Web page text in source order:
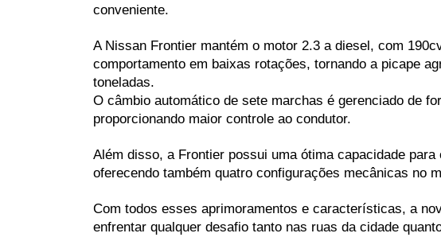
conveniente.
A Nissan Frontier mantém o motor 2.3 a diesel, com
comportamento em baixas rotações, tornando a picape
toneladas.
O câmbio automático de sete marchas é gerenciado de
proporcionando maior controle ao condutor.
Além disso, a Frontier possui uma ótima capacidade
oferecendo também quatro configurações mecânicas no
Com todos esses aprimoramentos e características, a
enfrentar qualquer desafio tanto nas ruas da cidade